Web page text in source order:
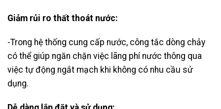
Giảm rủi ro thất thoát nước:
-Trong hệ thống cung cấp nước, công tắc dòng chảy
có thể giúp ngăn chặn việc lãng phí nước thông qua
việc tự động ngắt mạch khi không có nhu cầu sử
dụng.